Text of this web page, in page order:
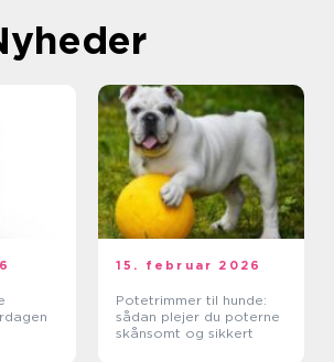
15. februar 2026
Potetrimmer til hunde:
sådan plejer du poterne
skånsomt og sikkert